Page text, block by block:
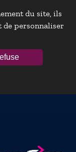
du site, ils
personnaliser